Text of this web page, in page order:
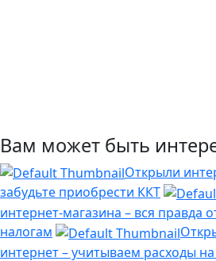
Вам может быть
Открыли
забудьте приобрести ККТ
интернет-магазина – вся правда
налогам
интернет – учитываем расходы